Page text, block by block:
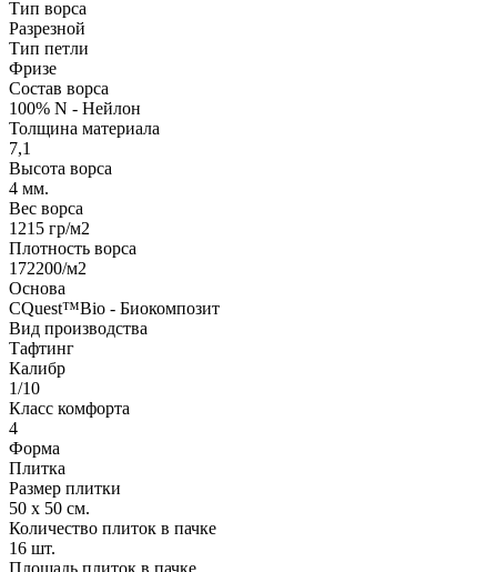
Тип ворса
Разрезной
Тип петли
Фризе
Состав ворса
100% N - Нейлон
Толщина материала
7,1
Высота ворса
4 мм.
Вес ворса
1215 гр/м2
Плотность ворса
172200/м2
Основа
CQuest™Bio - Биокомпозит
Вид производства
Тафтинг
Калибр
1/10
Класс комфорта
4
Форма
Плитка
Размер плитки
50 х 50 см.
Количество плиток в пачке
16 шт.
Площадь плиток в пачке